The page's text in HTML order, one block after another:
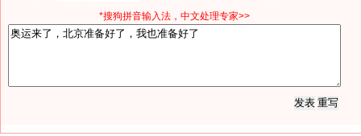
*搜狗拼音输入法，中文处理专家>>